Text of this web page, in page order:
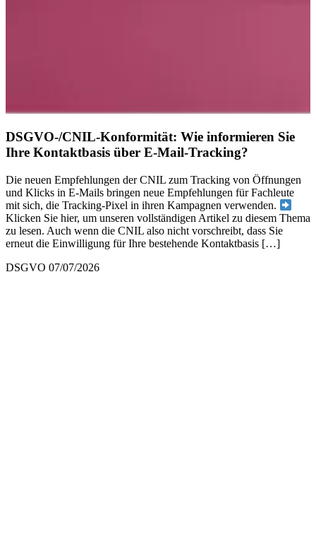
DSGVO-/CNIL-Konformität: Wie informieren Sie
Ihre Kontaktbasis über E-Mail-Tracking?
Die neuen Empfehlungen der CNIL zum Tracking von Öffnungen
und Klicks in E-Mails bringen neue Empfehlungen für Fachleute
mit sich, die Tracking-Pixel in ihren Kampagnen verwenden.
Klicken Sie hier, um unseren vollständigen Artikel zu diesem Thema
zu lesen. Auch wenn die CNIL also nicht vorschreibt, dass Sie
erneut die Einwilligung für Ihre bestehende Kontaktbasis […]
DSGVO 07/07/2026